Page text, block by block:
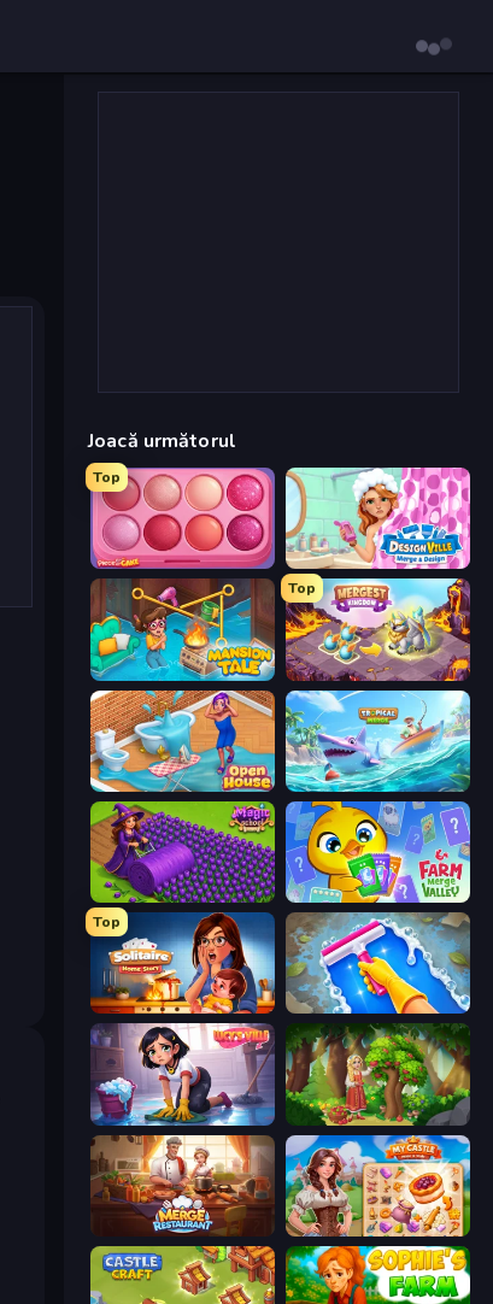
Joacă următorul
Top
Piece of Cake: Merge and Bake Designville: Merge & Design
Mansion Tale: Merge Secrets
Top
Mergest Kingdom
Open House Tropical Merge
Magic School Farm Merge Valley
Top
Solitaire Home Story Hotel Rush: Merge Story
Lucy’s Ville Northern Merge
Merge Restaurant My Castle: Merge & Story